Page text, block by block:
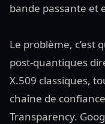
bande passante et
Le problème, c’est
post-quantiques
X.509 classiques,
chaîne de
Transparency.